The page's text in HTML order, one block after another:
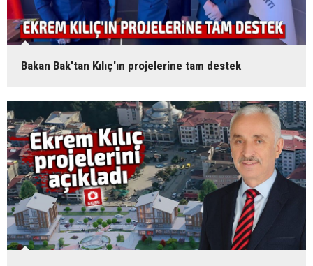
Bakan Bak'tan Kılıç'ın projelerine tam destek